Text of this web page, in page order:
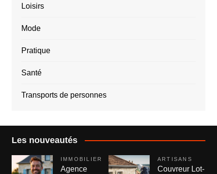
Loisirs
Mode
Pratique
Santé
Transports de personnes
Les nouveautés
IMMOBILIER
Agence
ARTISANS
Couvreur Lot-